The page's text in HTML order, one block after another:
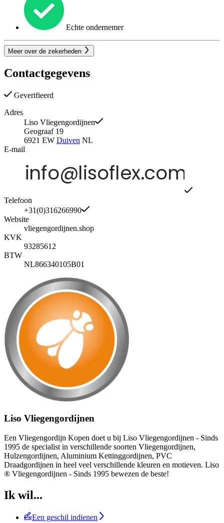
Echte ondernemer
Meer over de zekerheden
Contactgegevens
Geverifieerd
Adres
Liso Vliegengordijnen
Geograaf 19
6921 EW Duiven NL
E-mail
Telefoon
+31(0)316266990
Website
vliegengordijnen.shop
KVK
93285612
BTW
NL866340105B01
Liso Vliegengordijnen
Een Vliegengordijn Kopen doet u bij Liso Vliegengordijnen - Sinds
1995 de specialist in verschillende soorten Vliegengordijnen,
Hulzengordijnen, Aluminium Kettinggordijnen, PVC
Draadgordijnen in heel veel verschillende kleuren en motieven. Liso
® Vliegengordijnen - Sinds 1995 bewezen de beste!
Ik wil...
Een geschil indienen